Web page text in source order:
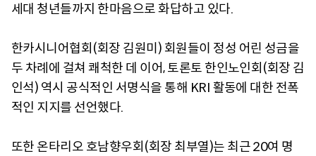
세대 청년들까지 한마음으로 화답하고 있다.
한카시니어협회(회장 김원미) 회원들이 정성 어린 성금을
두 차례에 걸쳐 쾌척한 데 이어, 토론토 한인노인회(회장 김
인석) 역시 공식적인 서명식을 통해 KRI 활동에 대한 전폭
적인 지지를 선언했다.
또한 온타리오 호남향우회(회장 최부열)는 최근 20여 명